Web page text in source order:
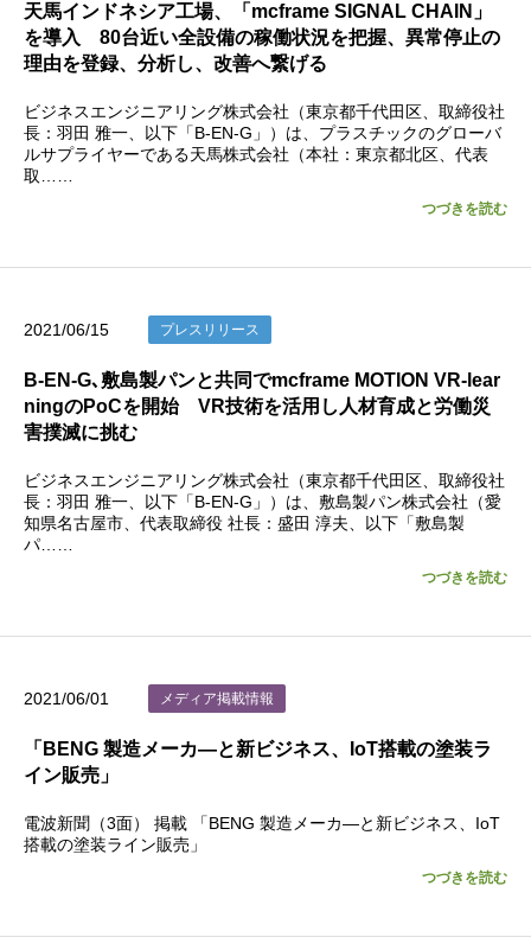
天馬インドネシア工場、「mcframe SIGNAL CHAIN」
を導入 80台近い全設備の稼働状況を把握、異常停止の
理由を登録、分析し、改善へ繋げる
ビジネスエンジニアリング株式会社（東京都千代田区、取締役社
長：羽田 雅一、以下「B-EN-G」）は、プラスチックのグローバ
ルサプライヤーである天馬株式会社（本社：東京都北区、代表
取……
つづきを読む
2021/06/15 プレスリリース
B-EN-G､敷島製パンと共同でmcframe MOTION VR-lear
ningのPoCを開始 VR技術を活用し人材育成と労働災
害撲滅に挑む
ビジネスエンジニアリング株式会社（東京都千代田区、取締役社
長：羽田 雅一、以下「B-EN-G」）は、敷島製パン株式会社（愛
知県名古屋市、代表取締役 社長：盛田 淳夫、以下「敷島製
パ……
つづきを読む
2021/06/01 メディア掲載情報
「BENG 製造メーカ―と新ビジネス、IoT搭載の塗装ラ
イン販売」
電波新聞（3面） 掲載 「BENG 製造メーカ―と新ビジネス、IoT
搭載の塗装ライン販売」
つづきを読む